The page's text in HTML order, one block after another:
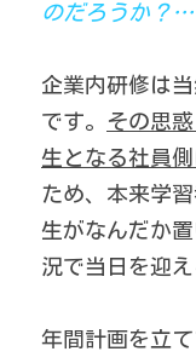
のだろうか？…
企業内研修は
です。
その思
生となる社員
ため、本来学
生がなんだか
況で当日を迎
年間計画を立